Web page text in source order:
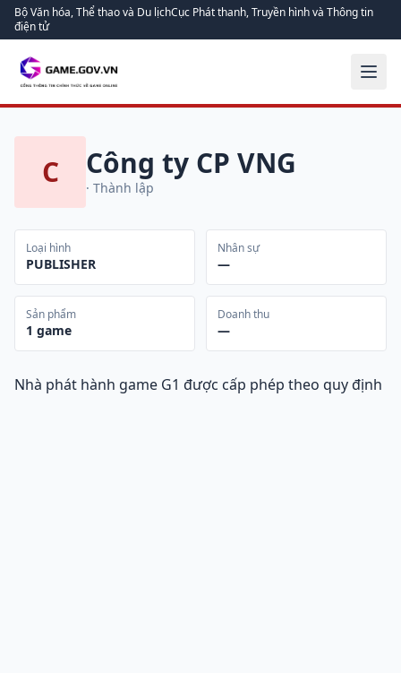
Bộ Văn hóa, Thể thao và Du lịchCục Phát thanh, Truyền hình và Thông tin
điện tử
C Công ty CP VNG
· Thành lập
Loại hình
PUBLISHER
Nhân sự
—
Sản phẩm
1 game
Doanh thu
—
Nhà phát hành game G1 được cấp phép theo quy định